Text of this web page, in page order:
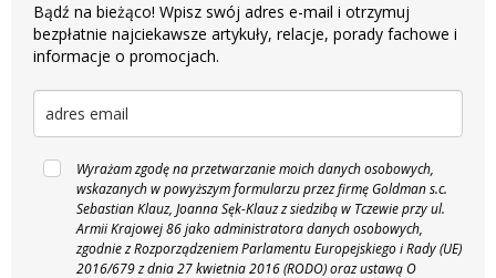
Bądź na bieżąco! Wpisz swój adres e-mail i otrzymuj
bezpłatnie najciekawsze artykuły, relacje, porady fachowe i
informacje o promocjach.
Wyrażam zgodę na przetwarzanie moich danych osobowych,
wskazanych w powyższym formularzu przez firmę Goldman s.c.
Sebastian Klauz, Joanna Sęk-Klauz z siedzibą w Tczewie przy ul.
Armii Krajowej 86 jako administratora danych osobowych,
zgodnie z Rozporządzeniem Parlamentu Europejskiego i Rady (UE)
2016/679 z dnia 27 kwietnia 2016 (RODO) oraz ustawą O